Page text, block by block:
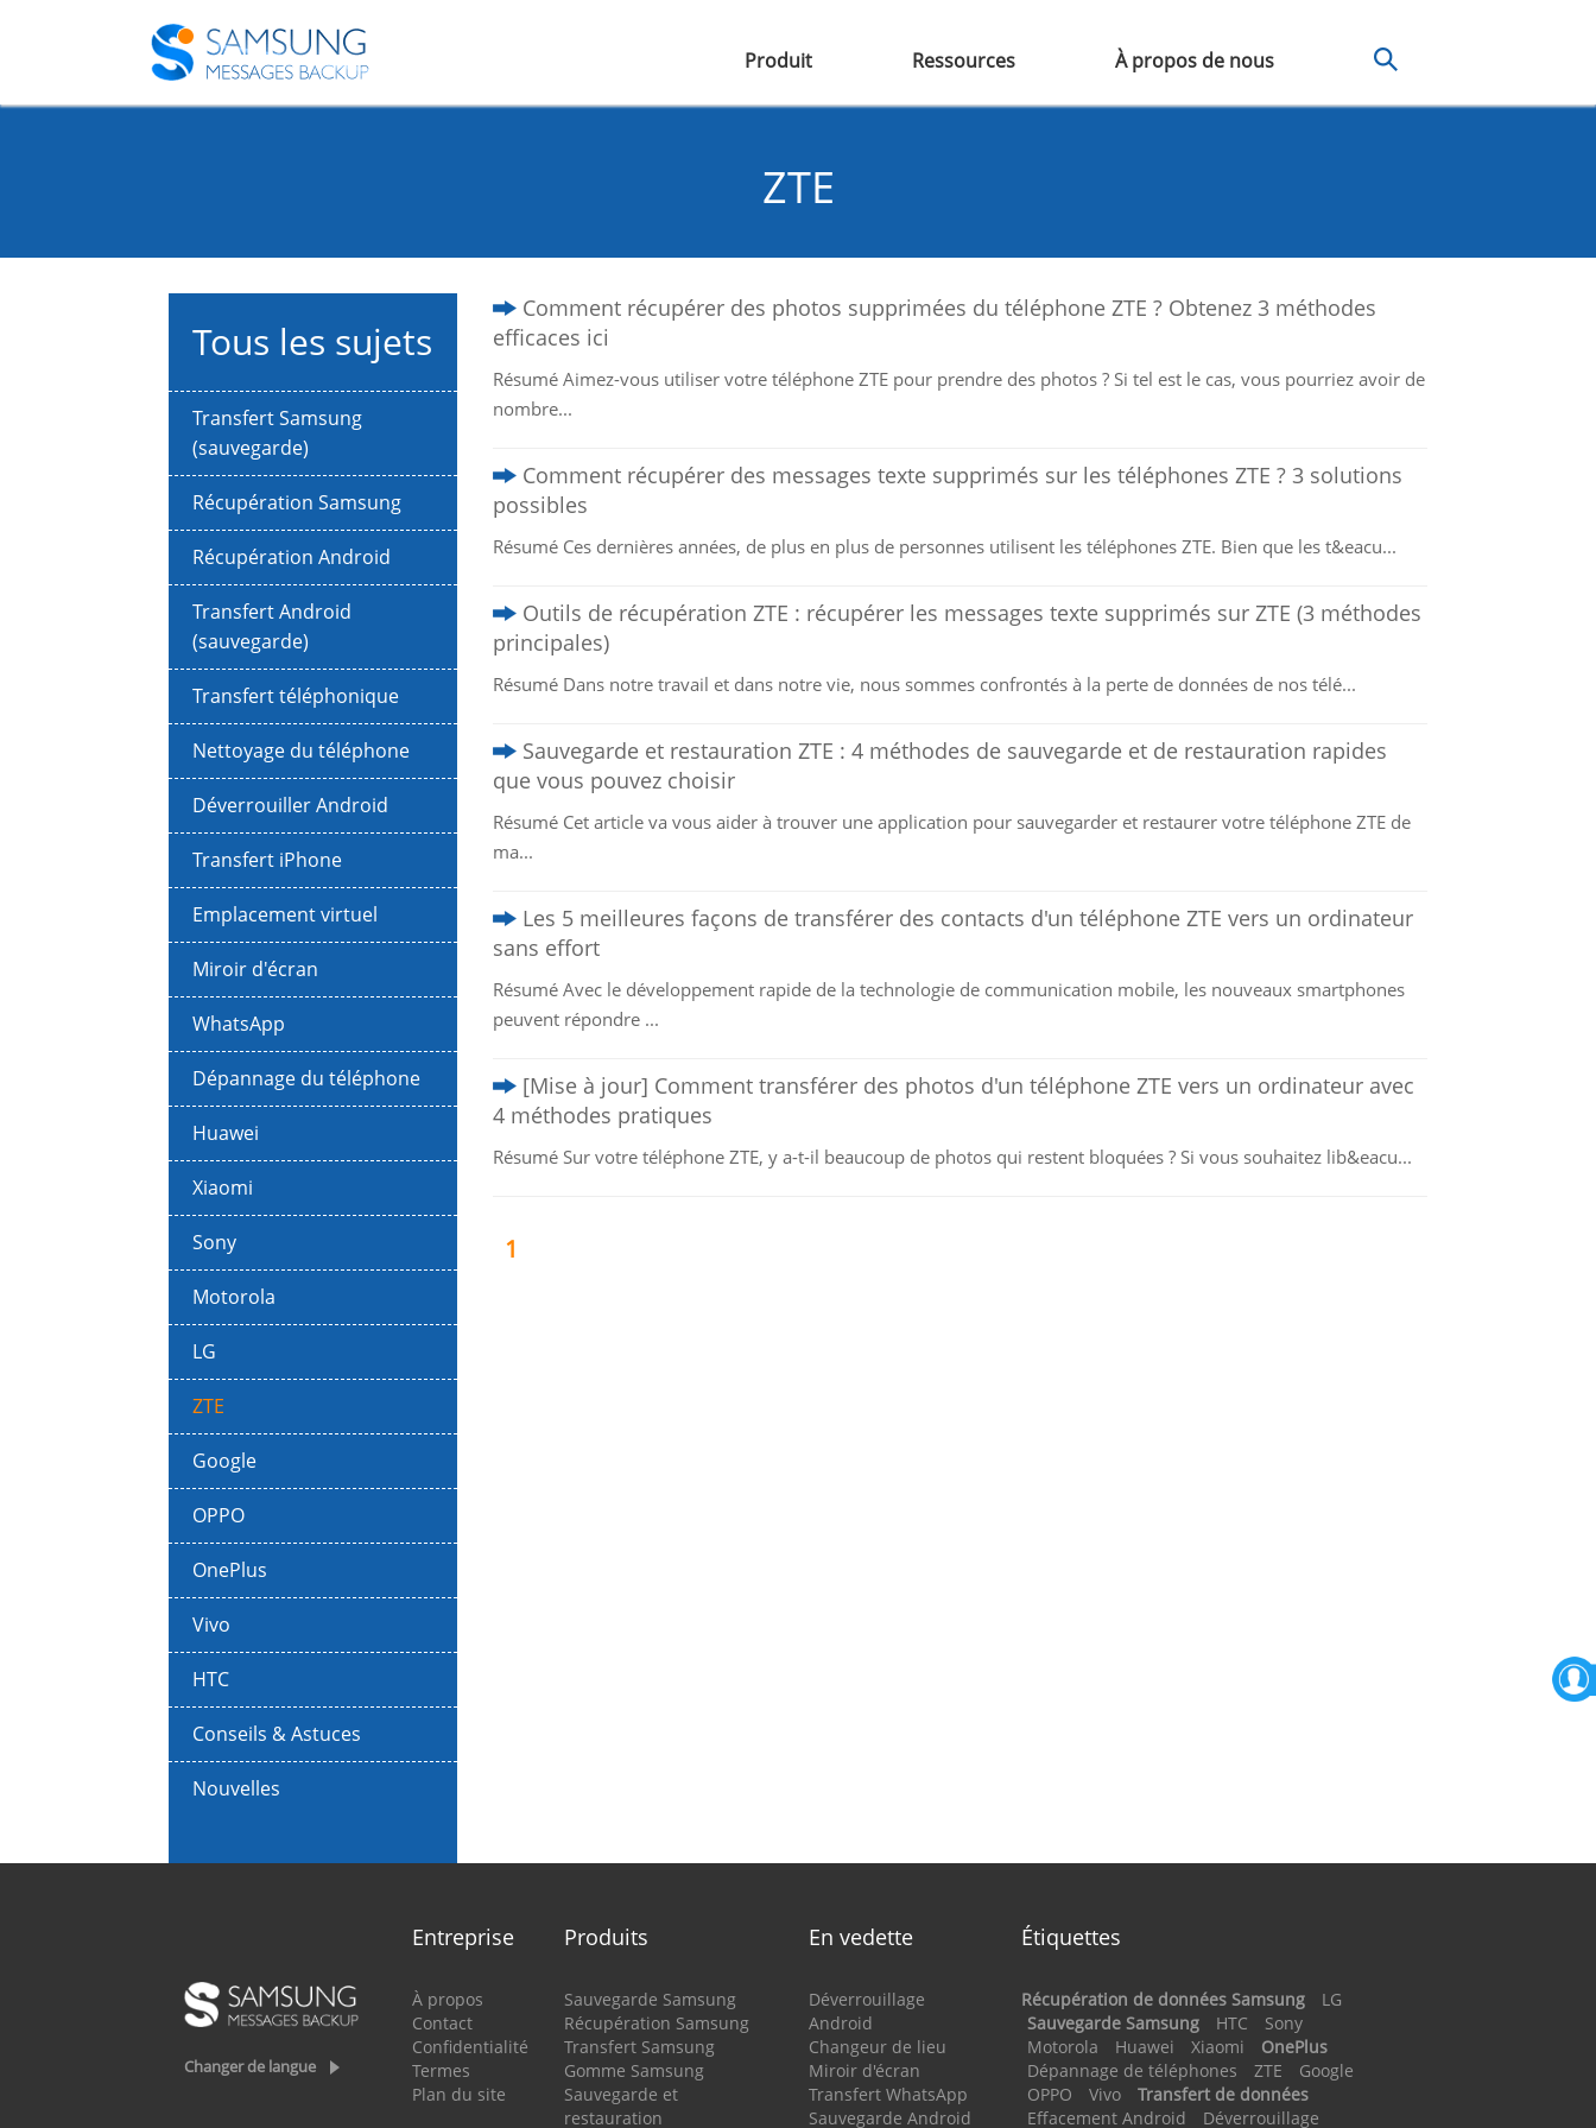
Produit Ressources À propos de nous
ZTE
Tous les sujets
Transfert Samsung
(sauvegarde)
Récupération Samsung
Récupération Android
Transfert Android
(sauvegarde)
Transfert téléphonique
Nettoyage du téléphone
Déverrouiller Android
Transfert iPhone
Emplacement virtuel
Miroir d'écran
WhatsApp
Dépannage du téléphone
Huawei
Xiaomi
Sony
Motorola
LG
ZTE
Google
OPPO
OnePlus
Vivo
HTC
Conseils & Astuces
Nouvelles
Comment récupérer des photos supprimées du téléphone ZTE ? Obtenez 3 méthodes
efficaces ici
Résumé Aimez-vous utiliser votre téléphone ZTE pour prendre des photos ? Si tel est le cas, vous pourriez avoir de
nombre...
Comment récupérer des messages texte supprimés sur les téléphones ZTE ? 3 solutions
possibles
Résumé Ces dernières années, de plus en plus de personnes utilisent les téléphones ZTE. Bien que les t&eacu...
Outils de récupération ZTE : récupérer les messages texte supprimés sur ZTE (3 méthodes
principales)
Résumé Dans notre travail et dans notre vie, nous sommes confrontés à la perte de données de nos télé...
Sauvegarde et restauration ZTE : 4 méthodes de sauvegarde et de restauration rapides
que vous pouvez choisir
Résumé Cet article va vous aider à trouver une application pour sauvegarder et restaurer votre téléphone ZTE de
ma...
Les 5 meilleures façons de transférer des contacts d'un téléphone ZTE vers un ordinateur
sans effort
Résumé Avec le développement rapide de la technologie de communication mobile, les nouveaux smartphones
peuvent répondre ...
[Mise à jour] Comment transférer des photos d'un téléphone ZTE vers un ordinateur avec
4 méthodes pratiques
Résumé Sur votre téléphone ZTE, y a-t-il beaucoup de photos qui restent bloquées ? Si vous souhaitez lib&eacu...
1
Changer de langue
Entreprise
À propos
Contact
Confidentialité
Termes
Plan du site
Produits
Sauvegarde Samsung
Récupération Samsung
Transfert Samsung
Gomme Samsung
Sauvegarde et
restauration
En vedette
Déverrouillage
Android
Changeur de lieu
Miroir d'écran
Transfert WhatsApp
Sauvegarde Android
Étiquettes
Récupération de données Samsung
LG
Sauvegarde Samsung
HTC
Sony
Motorola
Huawei Xiaomi
OnePlus
Dépannage de téléphones
ZTE
Google
OPPO
Vivo
Transfert de données
Effacement Android
Déverrouillage